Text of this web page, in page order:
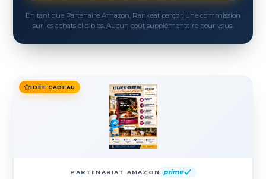
En tant que Partenaire Amazon, Rankeat perçoit une commission
sur les achats éligibles. Aucun coût supplémentaire pour vous.
IDÉE CADEAU
PARTENARIAT AMAZON prime